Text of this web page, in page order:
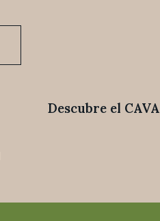
Descubre el CAVA